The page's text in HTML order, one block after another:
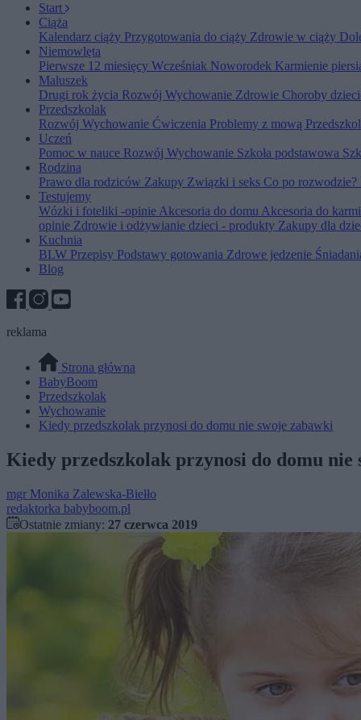
Start
Ciąża
Kalendarz ciąży Przygotowania do ciąży Zdrowie w ciąży
Niemowlęta
Pierwsze 12 miesięcy Wcześniak Noworodek Karmienie
Maluszek
Drugi rok życia Rozwój Wychowanie Zdrowie Choroby
Przedszkolak
Rozwój Wychowanie Ćwiczenia Problemy z mową
Uczeń
Pomoc w nauce Rozwój Wychowanie Szkoła podstawowa
Rodzina
Prawo dla rodziców Zakupy Związki i seks Co po rozwodzie?
Testujemy
Wózki i foteliki -opinieAkcesoria do domu Akcesoria do
opinie Zdrowie i odżywianie dzieci - produkty Zakupy dla
Kuchnia
BLW Przepisy Podstawy gotowania Zdrowe jedzenie
Blog
reklama
Strona główna
BabyBoom
Przedszkolak
Wychowanie
Kiedy przedszkolak przynosi do domu nie swoje zabawki
Kiedy przedszkolak przynosi do domu nie
mgr Monika Zalewska-Biełło
redaktorka babyboom.pl
Ostatnie zmiany: 27 czerwca 2019